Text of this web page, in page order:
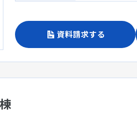
資料請求する